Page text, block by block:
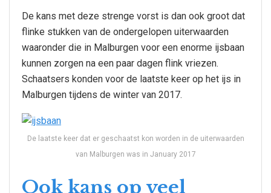
De kans met deze strenge vorst is dan ook groot dat
flinke stukken van de ondergelopen uiterwaarden
waaronder die in Malburgen voor een enorme ijsbaan
kunnen zorgen na een paar dagen flink vriezen.
Schaatsers konden voor de laatste keer op het ijs in
Malburgen tijdens de winter van 2017.
De laatste keer dat er geschaatst kon worden in de uiterwaarden
van Malburgen was in January 2017
Ook kans op veel